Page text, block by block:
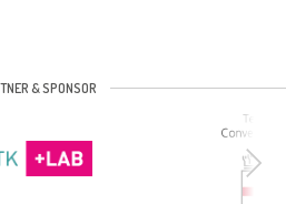
& SPONSOR